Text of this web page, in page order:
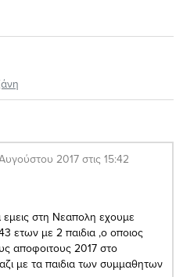
2017 στις 15:42
εμεις στη Νεαπολη εχουμε
ετων με 2 παιδια ,ο οποιος
αποφοιτους 2017 στο
με τα παιδια των συμμαθητων